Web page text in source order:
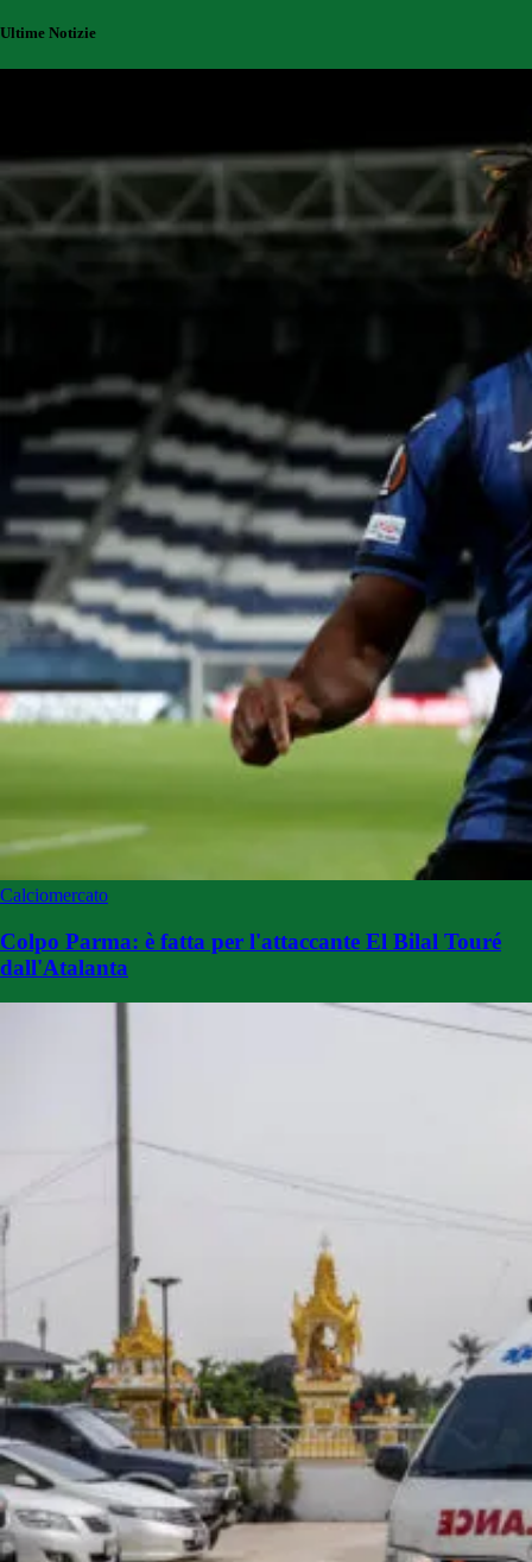
Ultime Notizie
Calciomercato
Colpo Parma: è fatta per l'attaccante El Bilal Touré
dall'Atalanta